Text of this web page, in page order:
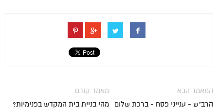
מאמר קודם
מהי בניית בית המקדש בפנימיות?
המאמר הבא
הרב"ש - ענייני פסח - ברכת שלום